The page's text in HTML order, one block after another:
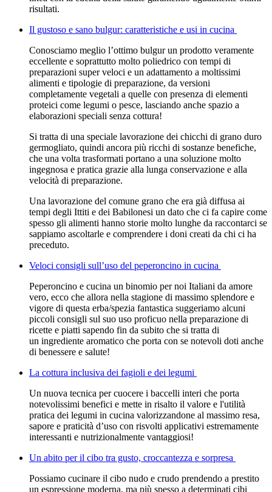
risultati.
Il gustoso e sano bulgur: caratteristiche e usi in cucina
Conosciamo meglio l’ottimo bulgur un prodotto veramente
eccellente e soprattutto molto poliedrico con tempi di
preparazioni super veloci e un adattamento a moltissimi
alimenti e tipologie di preparazione, da versioni
completamente vegetali a quelle con presenza di elementi
proteici come legumi o pesce, lasciando anche spazio a
elaborazioni speciali senza cottura!
Si tratta di una speciale lavorazione dei chicchi di grano duro
germogliato, quindi ancora più ricchi di sostanze benefiche,
che una volta trasformati portano a una soluzione molto
ingegnosa e pratica grazie alla lunga conservazione e alla
velocità di preparazione.
Una lavorazione del comune grano che era già diffusa ai
tempi degli Ittiti e dei Babilonesi un dato che ci fa capire come
spesso gli alimenti hanno storie molto lunghe da raccontarci se
sappiamo ascoltarle e comprendere i doni creati da chi ci ha
preceduto.
Veloci consigli sull’uso del peperoncino in cucina
Peperoncino e cucina un binomio per noi Italiani da amore
vero, ecco che allora nella stagione di massimo splendore e
vigore di questa erba/spezia fantastica suggeriamo alcuni
piccoli consigli sul suo uso proficuo nella preparazione di
ricette e piatti sapendo fin da subito che si tratta di
un ingrediente aromatico che porta con se notevoli doti anche
di benessere e salute!
La cottura inclusiva dei fagioli e dei legumi
Un nuova tecnica per cuocere i baccelli interi che porta
notevolissimi benefici e mette in risalto il valore e l'utilità
pratica dei legumi in cucina valorizzandone al massimo resa,
sapore e praticità d’uso con risvolti applicativi estremamente
interessanti e nutrizionalmente vantaggiosi!
Un abito per il cibo tra gusto, croccantezza e sorpresa
Possiamo cucinare il cibo nudo e crudo prendendo a prestito
un espressione moderna, ma più spesso a determinati cibi